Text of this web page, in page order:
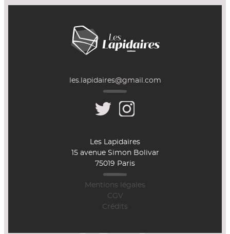
les.lapidaires@gmail.com
Les Lapidaires
15 avenue Simon Bolivar
75019 Paris
Mentions légales
CGV
Crédits